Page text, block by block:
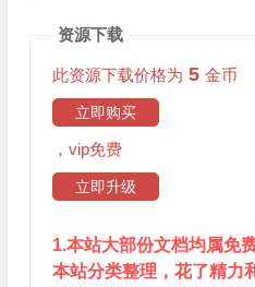
资源下载
此资源下载价格为 5 金币
立即购买
，vip免费
立即升级
1.本站大部份文档均属免
本站分类整理，花了精力